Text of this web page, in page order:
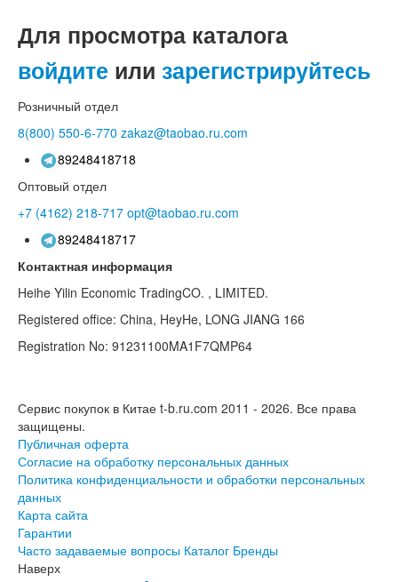
Для просмотра каталога
войдите или зарегистрируйтесь
Розничный отдел
8(800) 550-6-770 zakaz@taobao.ru.com
89248418718
Оптовый отдел
+7 (4162) 218-717 opt@taobao.ru.com
89248418717
Контактная информация
Heihe Yilin Economic TradingCO. , LIMITED.
Registered office: China, HeyHe, LONG JIANG 166
Registration No: 91231100MA1F7QMP64
Сервис покупок в Китае t-b.ru.com 2011 - 2026. Все права
защищены.
Публичная оферта
Согласие на обработку персональных данных
Политика конфиденциальности и обработки персональных
данных
Карта сайта
Гарантии
Часто задаваемые вопросы Каталог Бренды
Наверх